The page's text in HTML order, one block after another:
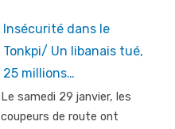
Insécurité dans le
Tonkpi/ Un libanais tué,
25 millions…
Le samedi 29 janvier, les
coupeurs de route ont